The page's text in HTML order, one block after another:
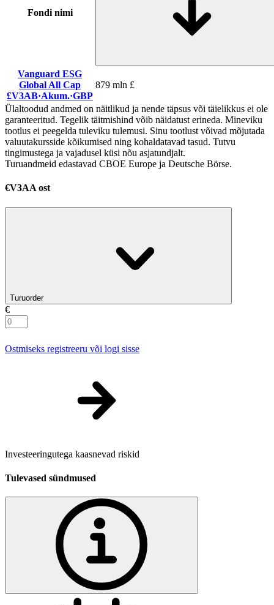
Fondi nimi
Vanguard ESG
Global All Cap
£V3AB·Akum.·GBP
879 mln £
Ülaltoodud andmed on näitlikud ja nende täpsus või täielikkus ei ole
garanteeritud. Tegelik täitmishind võib näidatust erineda. Mineviku
tootlus ei peegelda tuleviku tulemusi. Sinu tootlust võivad mõjutada
valuutakursside kõikumised ning kohaldatavad tasud. Tutvu
tingimustega ja vajadusel küsi nõu asjatundjalt.
Turuandmeid edastavad CBOE Europe ja Deutsche Börse.
€V3AA ost
Turuorder
€
Ostmiseks registreeru või logi sisse
Investeeringutega kaasnevad riskid
Tulevased sündmused